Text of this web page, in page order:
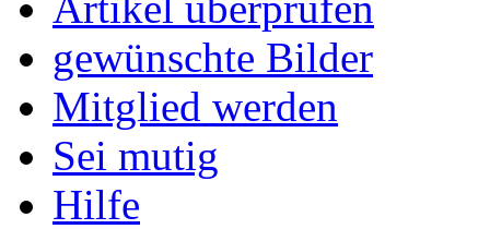
gewünschte Bilder
Mitglied werden
Sei mutig
Hilfe